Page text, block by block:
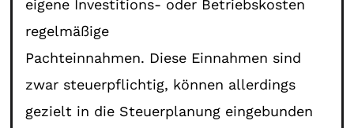
eigene Investitions- oder Betriebskosten
regelmäßige
Pachteinnahmen. Diese Einnahmen sind
zwar steuerpflichtig, können allerdings
gezielt in die Steuerplanung eingebunden